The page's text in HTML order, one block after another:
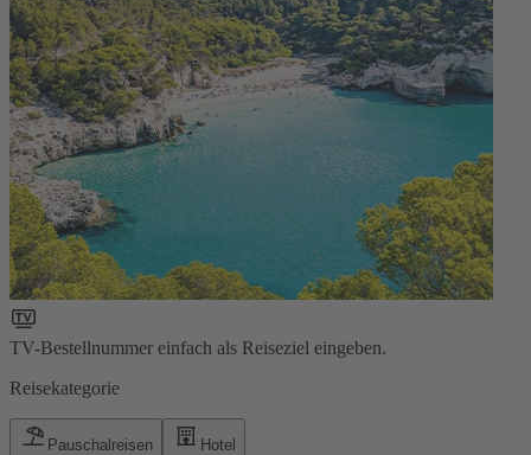
TV-Bestellnummer einfach als Reiseziel eingeben.
Reisekategorie
Pauschalreisen Hotel